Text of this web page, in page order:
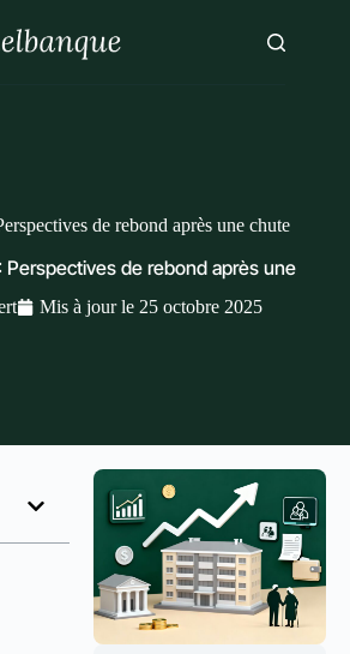
de rebond après une chute
Perspectives de rebond après une
Mis à jour le 25 octobre 2025